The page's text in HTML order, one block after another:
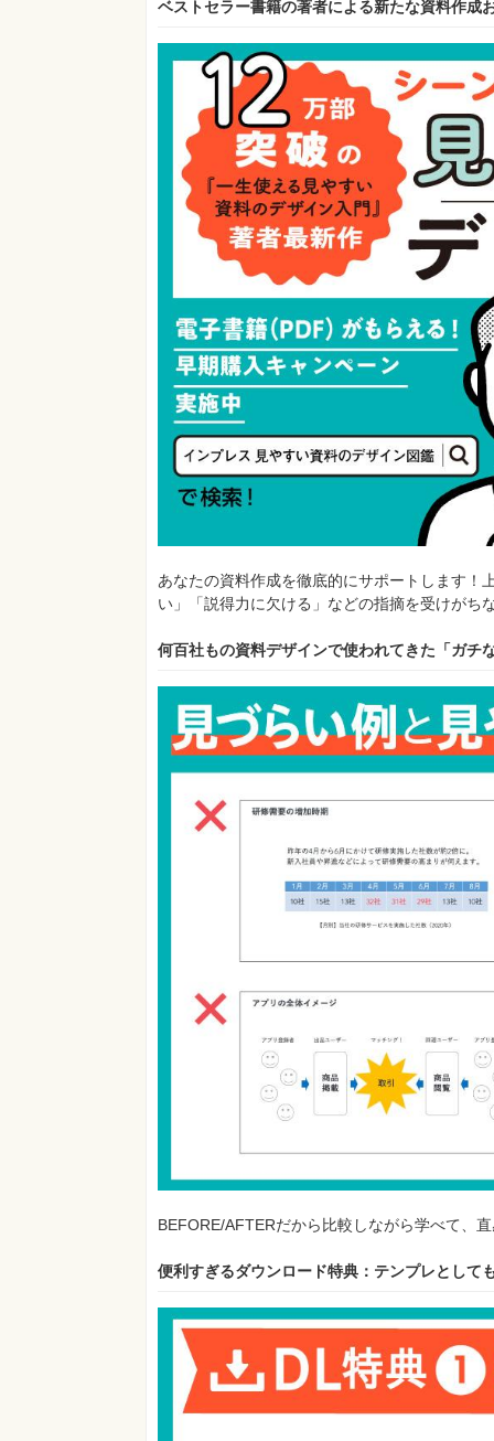
ベストセラー書籍の著者による新たな資料作成
あなたの資料作成を徹底的にサポートします！
い」「説得力に欠ける」などの指摘を受けがち
何百社もの資料デザインで使われてきた「ガチ
BEFORE/AFTERだから比較しながら学べて、
便利すぎるダウンロード特典：テンプレとして